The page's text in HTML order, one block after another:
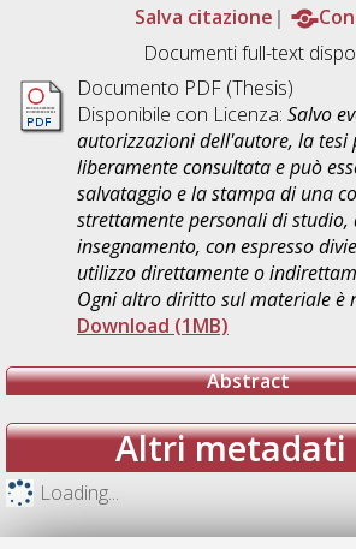
Salva citazione
Documenti full-text
Documento PDF (Thesis)
Disponibile con Licenza: Salvo
autorizzazioni dell'autore, la tesi
liberamente consultata e può
salvataggio e la stampa di una
strettamente personali di studio,
insegnamento, con espresso
utilizzo direttamente o
Ogni altro diritto sul materiale è
Download (1MB)
Abstract
Altri metadati
Loading...